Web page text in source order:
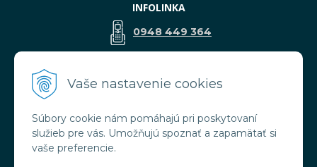
Vaše nastavenie cookies
Súbory cookie nám pomáhajú pri poskytovaní
služieb pre vás. Umožňujú spoznať a zapamätať si
vaše preferencie.
INFOLINKA
0948 449 364
VŠETKO O NÁKUPE
Obchodné podmienky